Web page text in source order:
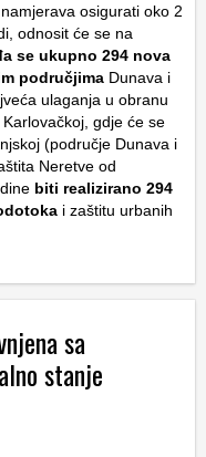
osigurati oko 2
odnosit će se na
se ukupno 294 nova
područjima Dunava i
ulaganja u obranu
gdje će se
(područje Dunava i
Neretve od
biti realizirano 294
i zaštitu urbanih
sa
stanje